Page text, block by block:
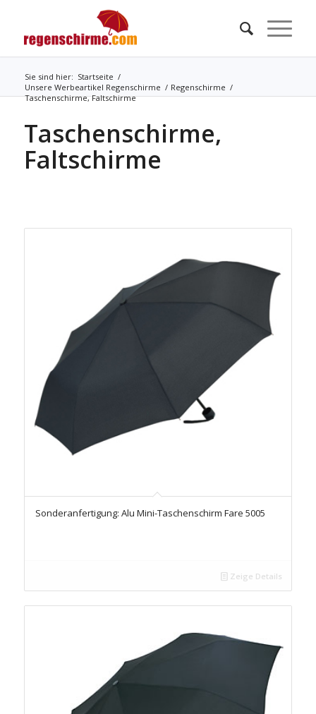
Sie sind hier: Startseite /
Unsere Werbeartikel Regenschirme / Regenschirme /
Taschenschirme, Faltschirme
Taschenschirme,
Faltschirme
Sonderanfertigung: Alu Mini-Taschenschirm Fare 5005
Zeige Details